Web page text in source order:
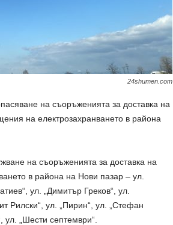
24shumen.com
на съоръженията за доставка на
на електрозахранването в района
на съоръженията за доставка на
в района на Нови пазар – ул.
ул. „Димитър Греков“, ул.
Рилски“, ул. „Пирин“, ул. „Стефан
„Шести септември“.